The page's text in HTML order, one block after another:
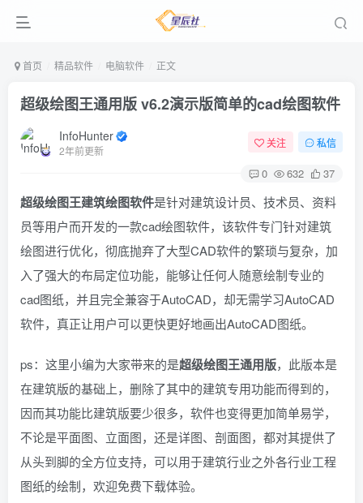
首页 精品软件 电脑软件 正文
超级绘图王通用版 v6.2演示版简单的cad绘图软件
InfoHunter
2年前更新
关注 私信
0 632 37
超级绘图王建筑绘图软件是针对建筑设计员、技术员、资料
员等用户而开发的一款cad绘图软件，该软件专门针对建筑
绘图进行优化，彻底抛弃了大型CAD软件的繁琐与复杂，加
入了强大的布局定位功能，能够让任何人随意绘制专业的
cad图纸，并且完全兼容于AutoCAD，却无需学习AutoCAD
软件，真正让用户可以更快更好地画出AutoCAD图纸。
ps：这里小编为大家带来的是超级绘图王通用版，此版本是
在建筑版的基础上，删除了其中的建筑专用功能而得到的，
因而其功能比建筑版要少很多，软件也变得更加简单易学，
不论是平面图、立面图，还是详图、剖面图，都对其提供了
从头到脚的全方位支持，可以用于建筑行业之外各行业工程
图纸的绘制，欢迎免费下载体验。